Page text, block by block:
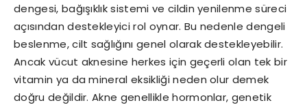
dengesi, bağışıklık sistemi ve cildin yenilenme süreci
açısından destekleyici rol oynar. Bu nedenle dengeli
beslenme, cilt sağlığını genel olarak destekleyebilir.
Ancak vücut aknesine herkes için geçerli olan tek bir
vitamin ya da mineral eksikliği neden olur demek
doğru değildir. Akne genellikle hormonlar, genetik